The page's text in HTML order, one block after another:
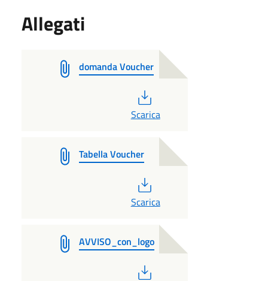
Allegati
domanda Voucher
Scarica
Tabella Voucher
Scarica
AVVISO_con_logo